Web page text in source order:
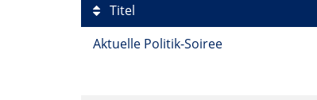
Titel
Aktuelle Politik-Soiree